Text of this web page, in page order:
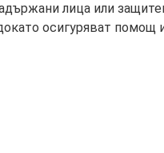
лица или
осигуряват помощ